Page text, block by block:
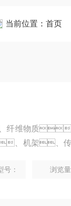
当前位置： 首页
纤维物质
、机架、
提取，
： 浏览量